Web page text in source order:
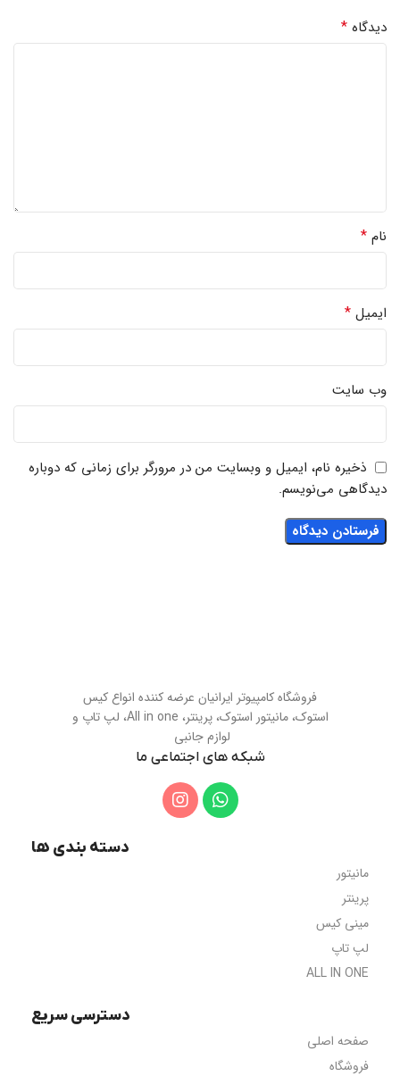
دیدگاه *
نام *
ایمیل *
وب‌ سایت
ذخیره نام، ایمیل و وبسایت من در مرورگر برای زمانی که دوباره
دیدگاهی می‌نویسم.
فروشگاه کامپیوتر ایرانیان عرضه کننده انواع کیس
استوک، مانیتور استوک، پرینتر، All in one، لپ تاپ و
لوازم جانبی
شبکه های اجتماعی ما
دسته بندی ها
مانیتور
پرینتر
مینی کیس
لپ تاپ
ALL IN ONE
دسترسی سریع
صفحه اصلی
فروشگاه